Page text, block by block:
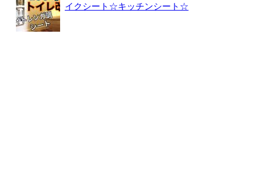
イクシート☆キッチンシート☆